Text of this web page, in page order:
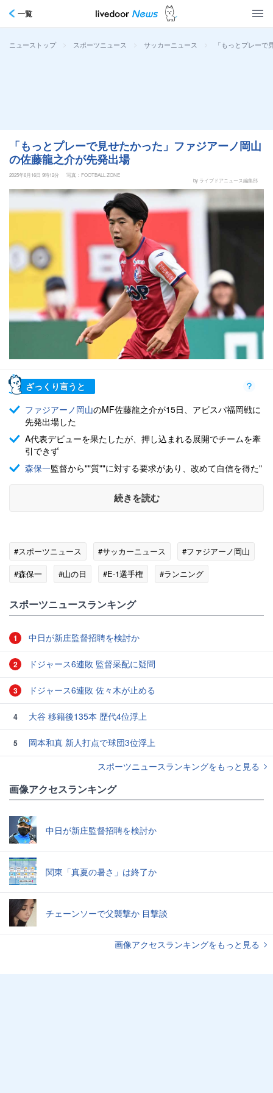
一覧
ニューストップ > スポーツニュース > サッカーニュース > 「もっとプレー
「もっとプレーで見せたかった」ファジアーノ岡山
の佐藤龍之介が先発出場
2025年6月16日 9時12分
写真：FOOTBALL ZONE
by ライブドアニュース編集部
ざっくり言うと
ファジアーノ岡山のMF佐藤龍之介が15日、アビスパ福岡戦に
先発出場した
A代表デビューを果たしたが、押し込まれる展開でチームを牽
引できず
森保一監督から""質""に対する要求があり、改めて自信を得た"
続きを読む
#スポーツニュース #サッカーニュース
#ファジアーノ岡山
#森保一
#山の日 #E-1選手権
#ランニング
スポーツニュースランキング
1 中日が新庄監督招聘を検討か
2 ドジャース6連敗 監督采配に疑問
3 ドジャース6連敗 佐々木が止める
4 大谷 移籍後135本 歴代4位浮上
5
岡本和真 新人打点で球団3位浮上
スポーツニュースランキングをもっと見る
画像アクセスランキング
中日が新庄監督招聘を検討か
関東「真夏の暑さ」は終了か
チェーンソーで父襲撃か 目撃談
画像アクセスランキングをもっと見る